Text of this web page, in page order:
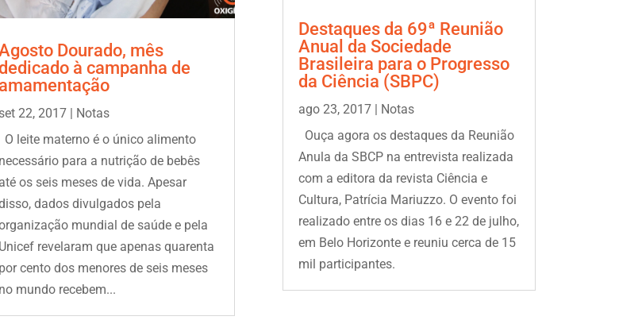
Dourado, mês
à campanha de
amamentação
set 22, 2017|
Notas
O leite materno é o único alimento
necessário para a nutrição de bebês
até os seis meses de vida. Apesar
dados divulgados pela
mundial de saúde e pela
Unicef revelaram que apenas quarenta
por cento dos menores de seis meses
no mundo recebem...
Destaques da 69ª Reunião
Anual da Sociedade
Brasileira para o Progresso
da Ciência (SBPC)
ago 23, 2017|
Notas
Ouça agora os destaques da Reunião
Anula da SBCP na entrevista realizada
com a editora da revista Ciência e
Cultura, Patrícia Mariuzzo. O evento foi
realizado entre os dias 16 e 22 de julho,
em Belo Horizonte e reuniu cerca de 15
mil participantes.